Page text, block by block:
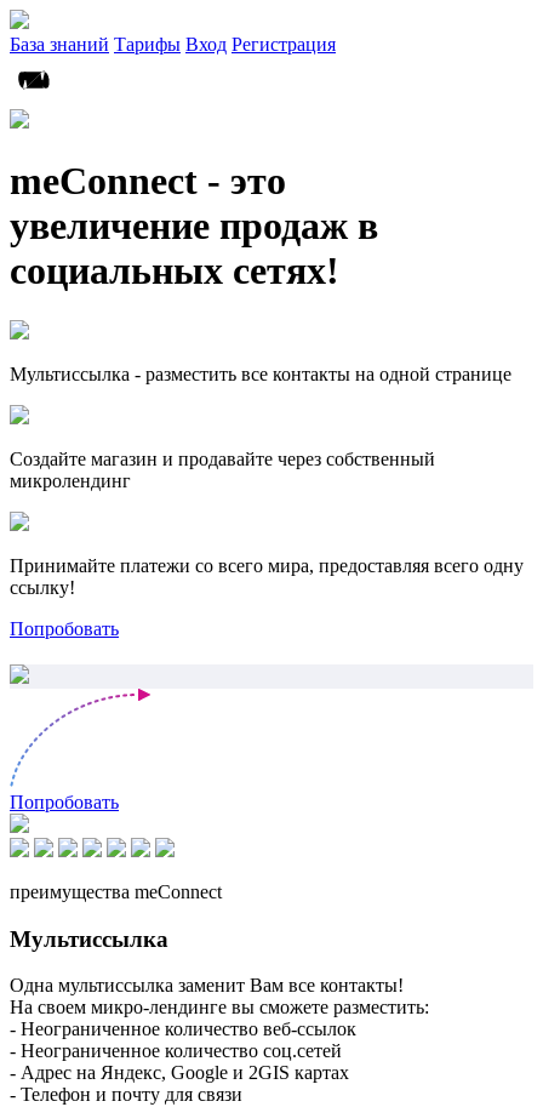
База знаний Тарифы Вход Регистрация
meConnect - это
увеличение продаж в
социальных сетях!
Мультиссылка - разместить все контакты на одной странице
Создайте магазин и продавайте через собственный
микролендинг
Принимайте платежи со всего мира, предоставляя всего одну
ссылку!
Попробовать
Попробовать
преимущества meConnect
Мультиссылка
Одна мультиссылка заменит Вам все контакты!
На своем микро-лендинге вы сможете разместить:
- Неограниченное количество веб-ссылок
- Неограниченное количество соц.сетей
- Адрес на Яндекс, Google и 2GIS картах
- Телефон и почту для связи